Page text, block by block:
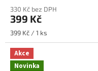
produktu
je
5,0
z
5
hvězdiček.
330 Kč bez DPH
399 Kč
Měrná
cena:
399 Kč / 1 ks
Akce
Novinka